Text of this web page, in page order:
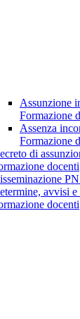
Assunzione
Formazione
Assenza
Formazione
di
docenti
avvisi e
docenti